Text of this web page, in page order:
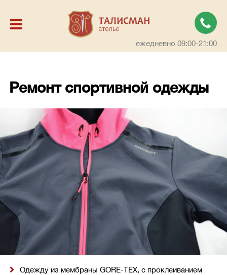
ежедневно 09:00-21:00
Ремонт спортивной одежды
Одежду из мембраны GORE-TEX, с проклеиванием